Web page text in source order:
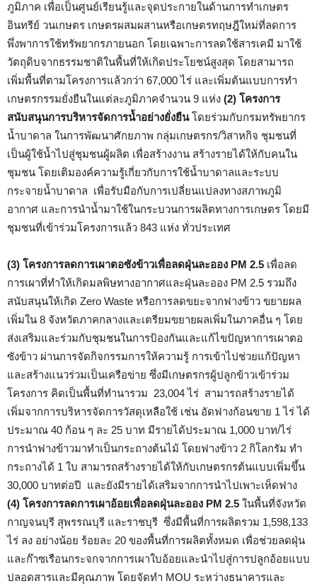
ภูมิภาค เพื่อเป็นศูนย์เรียนรู้และจุดประกายในด้านการทำเกษตร
อินทรีย์ วนเกษตร เกษตรผสมผสานหรือเกษตรทฤษฎีใหม่ที่ลดการ
พึ่งพาการใช้ทรัพยากรภายนอก โดยเฉพาะการลดใช้สารเคมี มาใช้
วัตถุดิบจากธรรมชาติในพื้นที่ให้เกิดประโยชน์สูงสุด โดยสามารถ
เพิ่มพื้นที่ตามโครงการแล้วกว่า 67,000 ไร่ และเพิ่มต้นแบบการทำ
เกษตรกรรมยั่งยืนในแต่ละภูมิภาคจำนวน 9 แห่ง (2) โครงการ
สนับสนุนการบริหารจัดการน้ำอย่างยั่งยืนโดยร่วมกับกรมทรัพยากร
น้ำบาดาล ในการพัฒนาศักยภาพ กลุ่มเกษตรกร/วิสาหกิจ ชุมชนที่
เป็นผู้ใช้น้ำไปสู่ชุมชนผู้ผลิต เพื่อสร้างงาน สร้างรายได้ให้กับคนใน
ชุมชน โดยเติมองค์ความรู้เกี่ยวกับการใช้น้ำบาดาลและระบบ
กระจายน้ำบาดาล เพื่อรับมือกับการเปลี่ยนแปลงทางสภาพภูมิ
อากาศ และการนำน้ำมาใช้ในกระบวนการผลิตทางการเกษตร โดยมี
ชุมชนที่เข้าร่วมโครงการแล้ว 843 แห่ง ทั่วประเทศ
(3) โครงการลดการเผาตอซังข้าวเพื่อลดฝุ่นละออง PM 2.5 เพื่อลด
การเผาที่ทำให้เกิดมลพิษทางอากาศและฝุ่นละออง PM 2.5 รวมถึง
สนับสนุนให้เกิด Zero Waste หรือการลดขยะจากฟางข้าว ขยายผล
เพิ่มใน 8 จังหวัดภาคกลางและเตรียมขยายผลเพิ่มในภาคอื่น ๆ โดย
ส่งเสริมและร่วมกับชุมชนในการป้องกันและแก้ไขปัญหาการเผาตอ
ซังข้าว ผ่านการจัดกิจกรรมการให้ความรู้ การเข้าไปช่วยแก้ปัญหา
และสร้างแนวร่วมเป็นเครือข่าย ซึ่งมีเกษตรกรผู้ปลูกข้าวเข้าร่วม
โครงการ คิดเป็นพื้นที่ทำนารวม 23,004 ไร่ สามารถสร้างรายได้
เพิ่มจากการบริหารจัดการวัสดุเหลือใช้ เช่น อัดฟางก้อนขาย 1 ไร่ ได้
ประมาณ 40 ก้อน ๆ ละ 25 บาท มีรายได้ประมาณ 1,000 บาท/ไร่
การนำฟางข้าวมาทำเป็นกระถางต้นไม้ โดยฟางข้าว 2 กิโลกรัม ทำ
กระถางได้ 1 ใบ สามารถสร้างรายได้ให้กับเกษตรกรต้นแบบเพิ่มขึ้น
30,000 บาทต่อปี และยังมีรายได้เสริมจากการนำไปเพาะเห็ดฟาง
(4) โครงการลดการเผาอ้อยเพื่อลดฝุ่นละออง PM 2.5 ในพื้นที่จังหวัด
กาญจนบุรี สุพรรณบุรี และราชบุรี ซึ่งมีพื้นที่การผลิตรวม 1,598,133
ไร่ ลง อย่างน้อย ร้อยละ 20 ของพื้นที่การผลิตทั้งหมด เพื่อช่วยลดฝุ่น
และก๊าซเรือนกระจกจากการเผาใบอ้อยและนำไปสู่การปลูกอ้อยแบบ
ปลอดสารและมีคุณภาพ โดยจัดทำ MOU ระหว่างธนาคารและ